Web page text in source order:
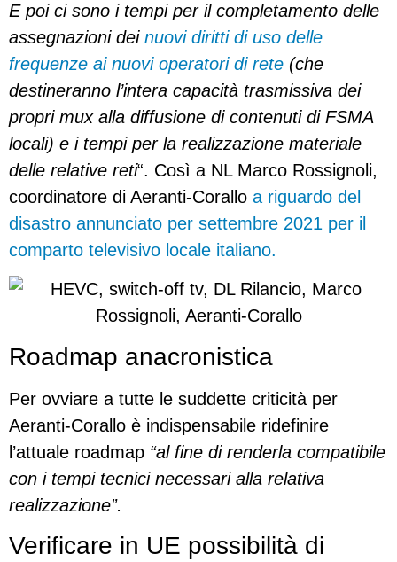
E poi ci sono i tempi per il completamento delle
assegnazioni dei nuovi diritti di uso delle
frequenze ai nuovi operatori di rete (che
destineranno l’intera capacità trasmissiva dei
propri mux alla diffusione di contenuti di FSMA
locali) e i tempi per la realizzazione materiale
delle relative reti“. Così a NL Marco Rossignoli,
coordinatore di Aeranti-Corallo a riguardo del
disastro annunciato per settembre 2021 per il
comparto televisivo locale italiano.
Roadmap anacronistica
Per ovviare a tutte le suddette criticità per
Aeranti-Corallo è indispensabile ridefinire
l’attuale roadmap “al fine di renderla compatibile
con i tempi tecnici necessari alla relativa
realizzazione”.
Verificare in UE possibilità di